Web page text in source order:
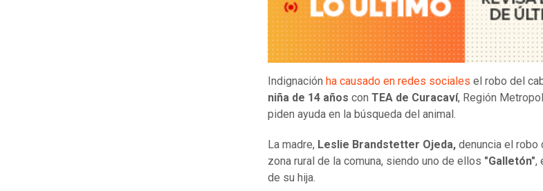
Indignación ha causado en redes sociales el robo del
niña de 14 años con TEA de Curacaví, Región
piden ayuda en la búsqueda del animal.
La madre, Leslie Brandstetter Ojeda, denuncia el robo
zona rural de la comuna, siendo uno de ellos "Galletón",
de su hija.